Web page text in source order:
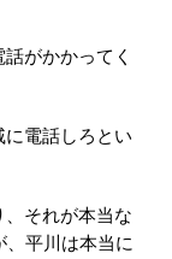
がかかってく
電話しろとい
それが本当な
、平川は本当に